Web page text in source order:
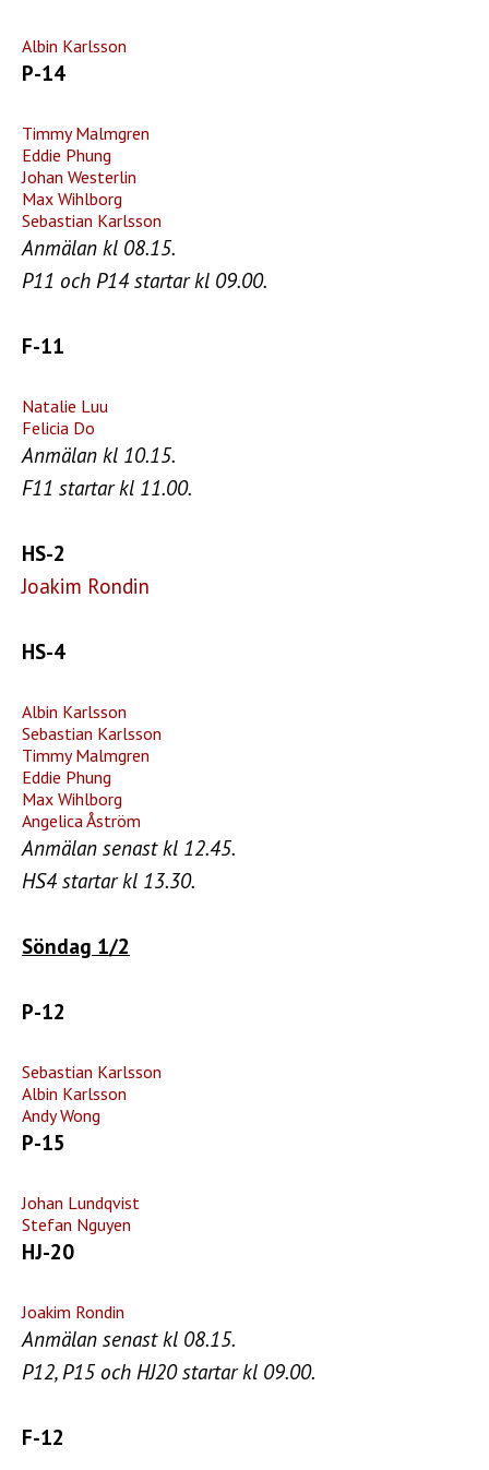
Albin Karlsson
P-14
Timmy Malmgren
Eddie Phung
Johan Westerlin
Max Wihlborg
Sebastian Karlsson
Anmälan kl 08.15.
P11 och P14 startar kl 09.00.
F-11
Natalie Luu
Felicia Do
Anmälan kl 10.15.
F11 startar kl 11.00.
HS-2
Joakim Rondin
HS-4
Albin Karlsson
Sebastian Karlsson
Timmy Malmgren
Eddie Phung
Max Wihlborg
Angelica Åström
Anmälan senast kl 12.45.
HS4 startar kl 13.30.
Söndag 1/2
P-12
Sebastian Karlsson
Albin Karlsson
Andy Wong
P-15
Johan Lundqvist
Stefan Nguyen
HJ-20
Joakim Rondin
Anmälan senast kl 08.15.
P12, P15 och HJ20 startar kl 09.00.
F-12